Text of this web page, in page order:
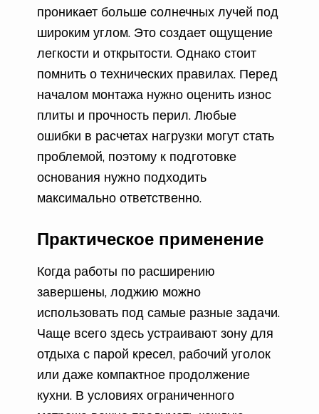
проникает больше солнечных лучей под
широким углом. Это создает ощущение
легкости и открытости. Однако стоит
помнить о технических правилах. Перед
началом монтажа нужно оценить износ
плиты и прочность перил. Любые
ошибки в расчетах нагрузки могут стать
проблемой, поэтому к подготовке
основания нужно подходить
максимально ответственно.
Практическое применение
Когда работы по расширению
завершены, лоджию можно
использовать под самые разные задачи.
Чаще всего здесь устраивают зону для
отдыха с парой кресел, рабочий уголок
или даже компактное продолжение
кухни. В условиях ограниченного